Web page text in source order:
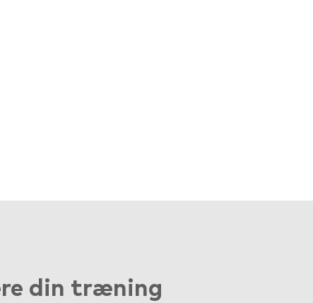
din træning